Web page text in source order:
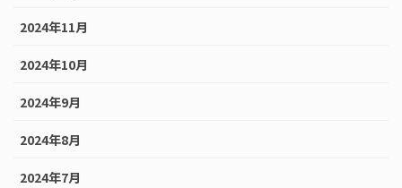
2024年11月
2024年10月
2024年9月
2024年8月
2024年7月